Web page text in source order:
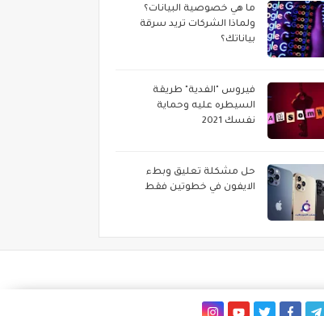
ما هي خصوصية البيانات؟
ولماذا الشركات تريد سرقة
بياناتك؟
فيروس "الفدية" طريقة
السيطره عليه وحماية
نفسك 2021
حل مشكلة تعليق وبطء
الايفون في خطوتين فقط